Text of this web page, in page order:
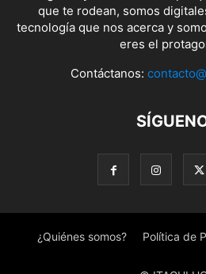
que te rodean, somos
tecnología que nos acerca y
eres el
Contáctanos:
¿Quiénes somos? Política de